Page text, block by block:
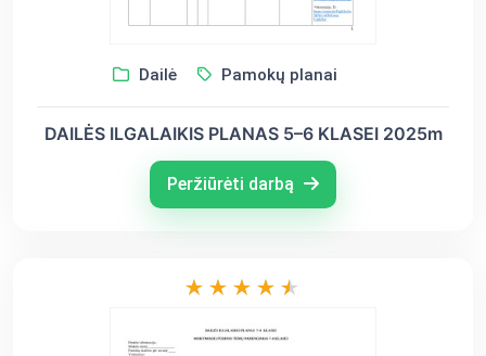
Dailė Pamokų planai
DAILĖS ILGALAIKIS PLANAS 5–6 KLASEI 2025m
Peržiūrėti darbą